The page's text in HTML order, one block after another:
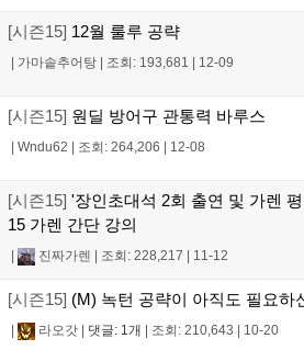
[시즌15] 12월 룰루 공략
| 가마솥추어탕 | 조회: 193,681 | 12-09
[시즌15] 원딜 방어구 관통력 바루스
| Wndu62 | 조회: 264,206 | 12-08
[시즌15] '장인초대석 2회 출연 및 가렌
15 가렌 간단 강의
| 진짜가렌 | 조회: 228,217 | 11-12
[시즌15] (M) 녹턴 공략이 아직도 필요하
| 라오갓 | 댓글: 1개 | 조회: 210,643 | 10-20